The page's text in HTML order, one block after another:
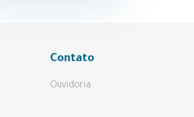
Contato
Ouvidoria